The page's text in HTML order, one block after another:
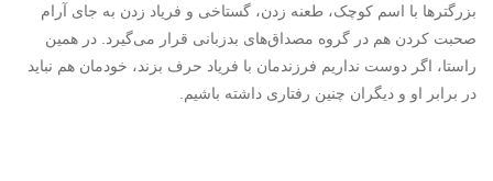
بزرگترها با اسم کوچک، طعنه زدن، گستاخی و فریاد زدن به جای آرام
صحبت کردن هم در گروه مصداق‌های بدزبانی قرار می‌گیرد. در همین
راستا، اگر دوست نداریم فرزندمان با فریاد حرف بزند، خودمان هم نباید
در برابر او و دیگران چنین رفتاری داشته باشیم.